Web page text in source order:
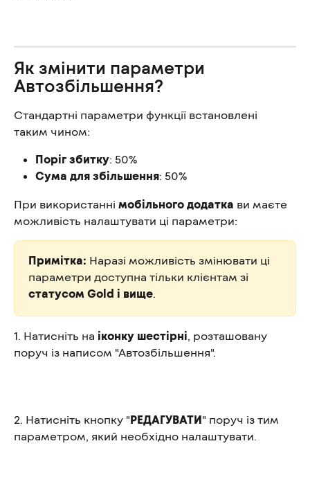
Як змінити параметри
Автозбільшення?
Стандартні параметри функції встановлені
таким чином:
Поріг збитку: 50%
Сума для збільшення: 50%
При використанні мобільного додатка ви маєте
можливість налаштувати ці параметри:
Примітка: Наразі можливість змінювати ці
параметри доступна тільки клієнтам зі
статусом Gold і вище
1. Натисніть на іконку шестірні , розташовану
поруч із написом "Автозбільшення".
2. Натисніть кнопку "РЕДАГУВАТИ" поруч із тим
параметром, який необхідно налаштувати.